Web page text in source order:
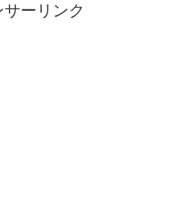
サーリンク